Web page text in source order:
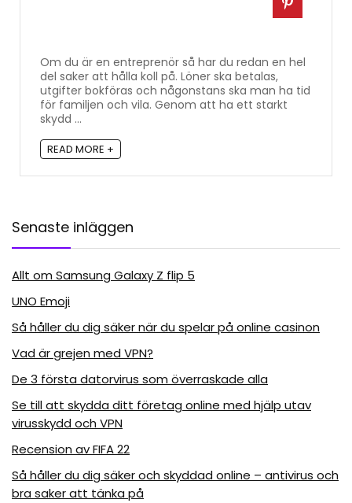
Om du är en entreprenör så har du redan en hel
del saker att hålla koll på. Löner ska betalas,
utgifter bokföras och någonstans ska man ha tid
för familjen och vila. Genom att ha ett starkt
skydd ...
READ MORE +
Senaste inläggen
Allt om Samsung Galaxy Z flip 5
UNO Emoji
Så håller du dig säker när du spelar på online casinon
Vad är grejen med VPN?
De 3 första datorvirus som överraskade alla
Se till att skydda ditt företag online med hjälp utav
virusskydd och VPN
Recension av FIFA 22
Så håller du dig säker och skyddad online – antivirus och
bra saker att tänka på